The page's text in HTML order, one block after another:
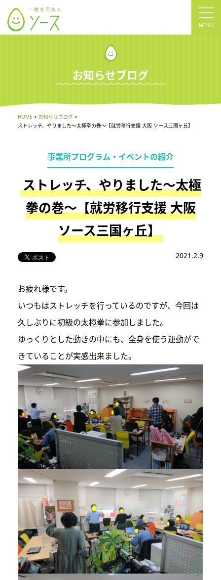
お知らせブログ
HOME
お知らせブログ
ストレッチ、やりました～太極拳の巻～【就労移行支援 大阪 ソース三国ヶ丘】
事業所プログラム・イベントの紹介
ストレッチ、やりました～太極
拳の巻～【就労移行支援 大阪
ソース三国ヶ丘】
2021.2.9
お疲れ様です。
いつもはストレッチを行っているのですが、今回は
久しぶりに初級の太極拳に参加しました。
ゆっくりとした動きの中にも、全身を使う運動がで
きていることが実感出来ました。